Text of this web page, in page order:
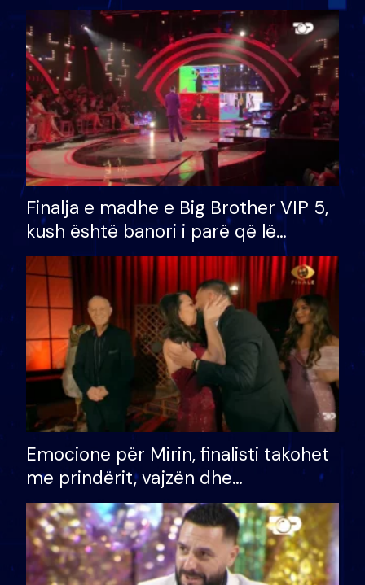
Finalja e madhe e Big Brother VIP 5,
kush është banori i parë që lë
shtëpinë dhe humb mundësinë për
të fituar çmimin e madh
Emocione për Mirin, finalisti takohet
me prindërit, vajzën dhe
bashkëshorten: S’kemi ndonjë letër
divorci apo jo?